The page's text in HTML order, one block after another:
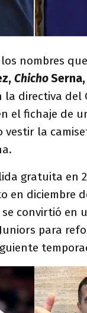
nombres
Chicho
la directiva del
el fichaje de
vestir la
gratuita en
en diciembre
se convirtió en
para